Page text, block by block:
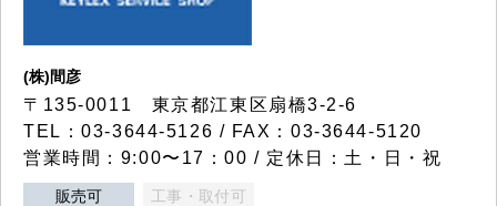
(株)間彦
〒135-0011 東京都江東区扇橋3-2-6
TEL：03-3644-5126 / FAX：03-3644-5120
営業時間：9:00〜17：00 / 定休日：土・日・祝
販売可 工事・取付可